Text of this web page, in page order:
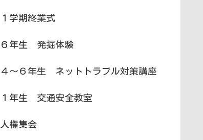
１学期終業式
６年生 発掘体験
４～６年生 ネットトラブル対策講座
１年生 交通安全教室
人権集会